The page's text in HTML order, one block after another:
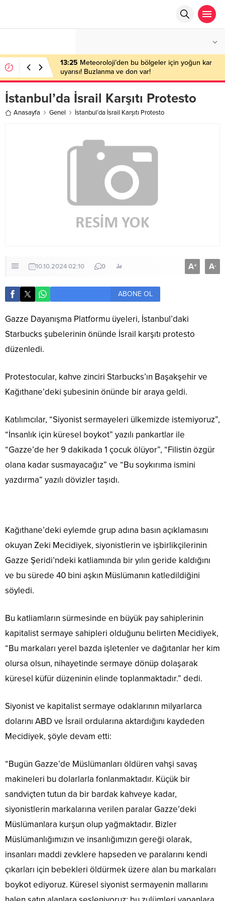
13:25 Meteoroloji’den bu bölgeler için yoğun kar
uyarısı! Buzlanma ve don var!
İstanbul’da İsrail Karşıtı Protesto
Anasayfa Genel İstanbul’da İsrail Karşıtı Protesto
10.10.2024 02:10 0 A+ A-
ABONE OL
Gazze Dayanışma Platformu üyeleri, İstanbul’daki
Starbucks şubelerinin önünde İsrail karşıtı protesto
düzenledi.
Protestocular, kahve zinciri Starbucks’ın Başakşehir ve
Kağıthane’deki şubesinin önünde bir araya geldi.
Katılımcılar, “Siyonist sermayeleri ülkemizde istemiyoruz”,
“İnsanlık için küresel boykot” yazılı pankartlar ile
“Gazze’de her 9 dakikada 1 çocuk ölüyor”, “Filistin özgür
olana kadar susmayacağız” ve “Bu soykırıma ismini
yazdırma” yazılı dövizler taşıdı.
Kağıthane’deki eylemde grup adına basın açıklamasını
okuyan Zeki Mecidiyek, siyonistlerin ve işbirlikçilerinin
Gazze Şeridi’ndeki katliamında bir yılın geride kaldığını
ve bu sürede 40 bini aşkın Müslümanın katledildiğini
söyledi.
Bu katliamların sürmesinde en büyük pay sahiplerinin
kapitalist sermaye sahipleri olduğunu belirten Mecidiyek,
“Bu markaları yerel bazda işletenler ve dağıtanlar her kim
olursa olsun, nihayetinde sermaye dönüp dolaşarak
küresel küfür düzeninin elinde toplanmaktadır.” dedi.
Siyonist ve kapitalist sermaye odaklarının milyarlarca
dolarını ABD ve İsrail ordularına aktardığını kaydeden
Mecidiyek, şöyle devam etti:
“Bugün Gazze’de Müslümanları öldüren vahşi savaş
makineleri bu dolarlarla fonlanmaktadır. Küçük bir
sandviçten tutun da bir bardak kahveye kadar,
siyonistlerin markalarına verilen paralar Gazze’deki
Müslümanlara kurşun olup yağmaktadır. Bizler
Müslümanlığımızın ve insanlığımızın gereği olarak,
insanları maddi zevklere hapseden ve paralarını kendi
çıkarları için bebekleri öldürmek üzere alan bu markaları
boykot ediyoruz. Küresel siyonist sermayenin mallarını